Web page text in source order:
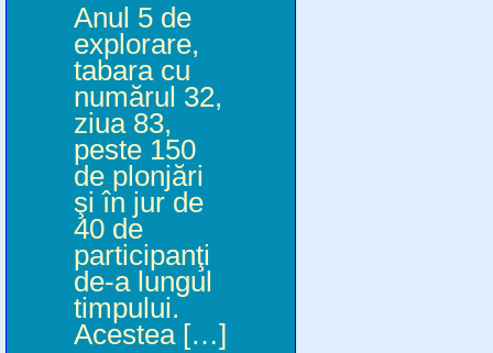
Anul 5 de
explorare,
tabara cu
numărul 32,
ziua 83,
peste 150
de plonjări
şi în jur de
40 de
participanţi
de-a lungul
timpului.
Acestea […]